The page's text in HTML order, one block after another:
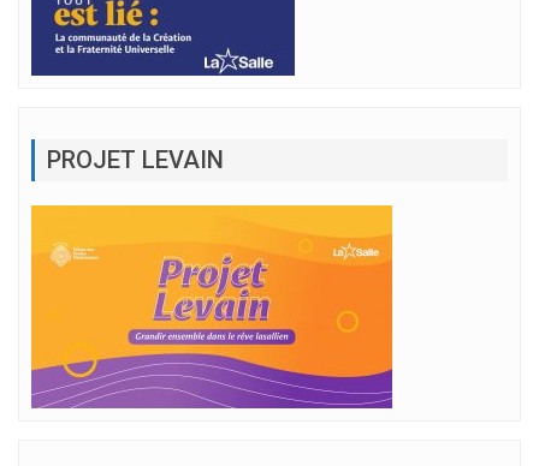
PROJET LEVAIN